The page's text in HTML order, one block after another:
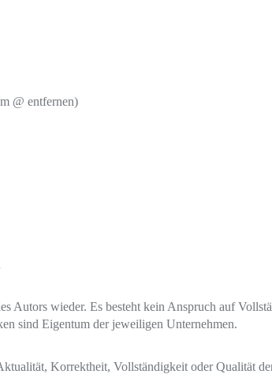
@ entfernen)
Autors wieder. Es besteht kein Anspruch auf
sind Eigentum der jeweiligen Unternehmen.
Korrektheit, Vollständigkeit oder Qualität